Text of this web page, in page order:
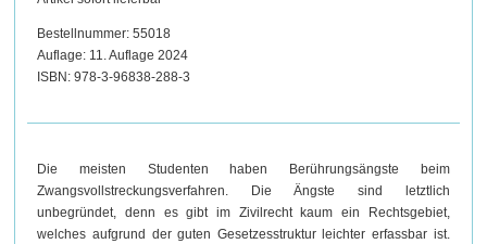
Bestellnummer: 55018
Auflage: 11. Auflage 2024
ISBN: 978-3-96838-288-3
Die meisten Studenten haben Berührungsängste beim
Zwangsvollstreckungsverfahren. Die Ängste sind letztlich
unbegründet, denn es gibt im Zivilrecht kaum ein Rechtsgebiet,
welches aufgrund der guten Gesetzesstruktur leichter erfassbar ist.